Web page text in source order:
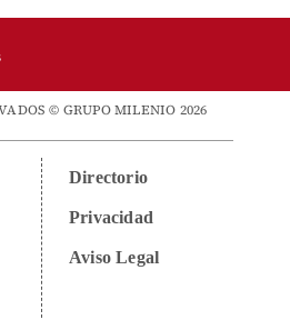
© GRUPO MILENIO 2026
Directorio
Privacidad
Aviso Legal